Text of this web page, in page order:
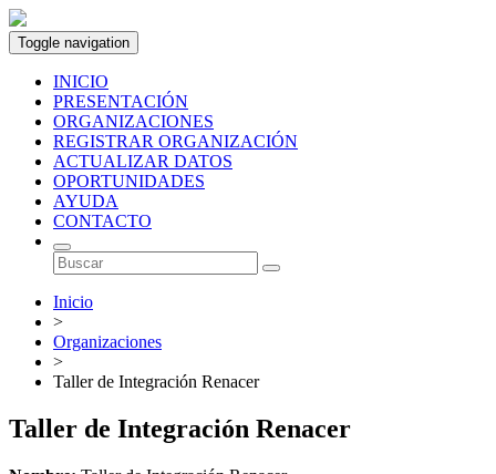
Toggle navigation
INICIO
PRESENTACIÓN
ORGANIZACIONES
REGISTRAR ORGANIZACIÓN
ACTUALIZAR DATOS
OPORTUNIDADES
AYUDA
CONTACTO
Inicio
>
Organizaciones
>
Taller de Integración Renacer
Taller de Integración Renacer